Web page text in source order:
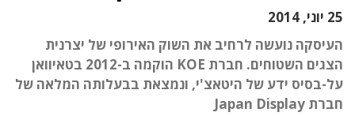
25 יוני, 2014
העיסקה נועשה לרחיב את השוק האירופי של יצרנית
הצגים השטוחים. חברת KOE הוקמה ב-2012 בטאיוואן
על-בסיס ידע של היטאצ'י, ונמצאת בבעלותה המלאה של
חברת Japan Display